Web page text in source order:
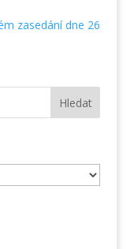
zasedání dne 26